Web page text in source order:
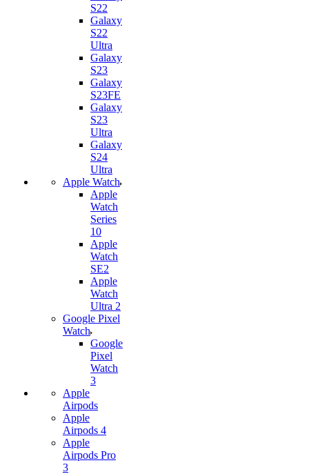
S22
Galaxy
S22
Ultra
Galaxy
S23
Galaxy
S23FE
Galaxy
S23
Ultra
Galaxy
S24
Ultra
Apple Watch
Apple
Watch
Series
10
Apple
Watch
SE2
Apple
Watch
Ultra 2
Google Pixel
Watch
Google
Pixel
Watch
3
Apple
Airpods
Apple
Airpods 4
Apple
Airpods Pro
3